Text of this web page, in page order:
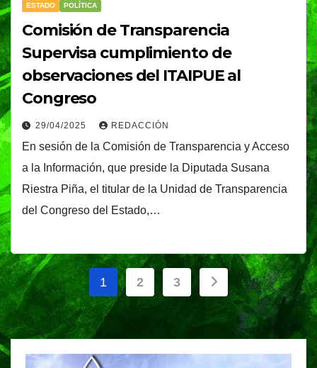
ESTADO POLÍTICA
Comisión de Transparencia
Supervisa cumplimiento de
observaciones del ITAIPUE al
Congreso
29/04/2025 REDACCIÓN
En sesión de la Comisión de Transparencia y Acceso
a la Información, que preside la Diputada Susana
Riestra Piña, el titular de la Unidad de Transparencia
del Congreso del Estado,…
Paginación
de
entradas
1 2 3